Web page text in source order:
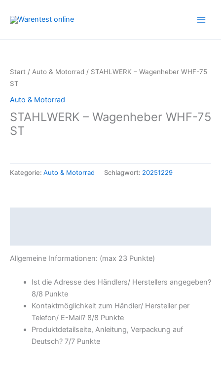
Inhalt
Start / Auto & Motorrad / STAHLWERK – Wagenheber WHF-75
ST
Auto & Motorrad
STAHLWERK – Wagenheber WHF-75
ST
Kategorie: Auto & Motorrad Schlagwort: 20251229
Allgemeine Informationen: (max 23 Punkte)
Ist die Adresse des Händlers/ Herstellers angegeben?
8/8 Punkte
Kontaktmöglichkeit zum Händler/ Hersteller per
Telefon/ E-Mail? 8/8 Punkte
Produktdetailseite, Anleitung, Verpackung auf
Deutsch? 7/7 Punkte